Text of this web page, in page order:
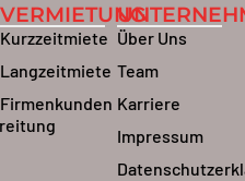
VERMIETUNG
Kurzzeitmiete
Langzeitmiete
Firmenkunden
Über Uns
Team
Karriere
Impressum